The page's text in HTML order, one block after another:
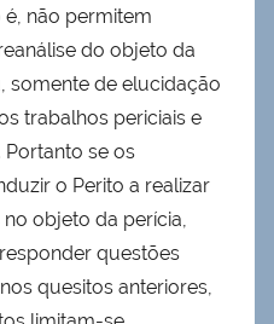
não permitem
do objeto da
somente de elucidação
trabalhos periciais e
se os
o Perito a realizar
objeto da perícia,
questões
quesitos anteriores,